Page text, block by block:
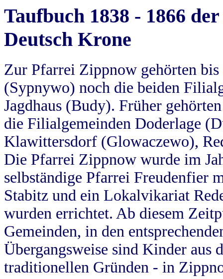
Taufbuch 1838 - 1866
Deutsch Krone
Zur Pfarrei Zippnow gehörten
(Sypnywo) noch die beiden
Jagdhaus (Budy). Früher
die Filialgemeinden Doderlage
Klawittersdorf (Glowaczewo),
Die Pfarrei Zippnow wurde im
selbständige Pfarrei Freudenfier
Stabitz und ein Lokalvikariat
wurden errichtet. Ab diesem
Gemeinden, in den
Übergangsweise sind Kinder aus
traditionellen Gründen - in